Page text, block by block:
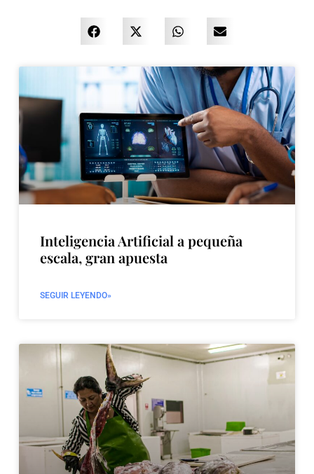
Inteligencia Artificial a pequeña
escala, gran apuesta
SEGUIR LEYENDO»